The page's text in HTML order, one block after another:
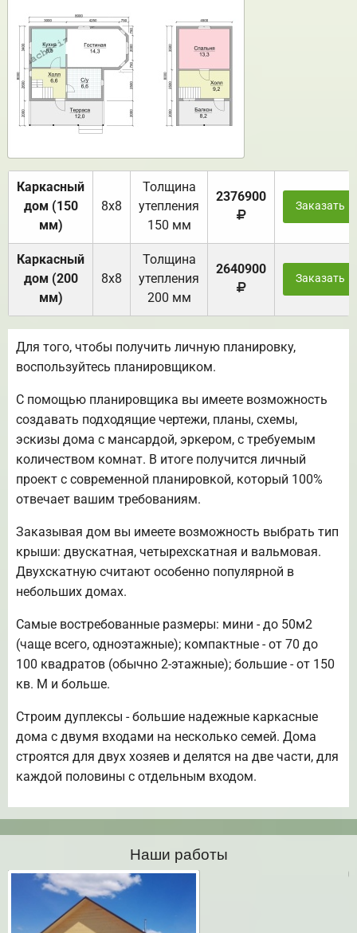
Каркасный
дом (150
мм)
8х8
Толщина
утепления
150 мм
2376900
Заказать
Каркасный
дом (200
мм)
8х8
Толщина
утепления
200 мм
2640900
Заказать
Для того, чтобы получить личную планировку,
воспользуйтесь планировщиком.
С помощью планировщика вы имеете возможность
создавать подходящие чертежи, планы, схемы,
эскизы дома с мансардой, эркером, с требуемым
количеством комнат. В итоге получится личный
проект с современной планировкой, который 100%
отвечает вашим требованиям.
Заказывая дом вы имеете возможность выбрать тип
крыши: двускатная, четырехскатная и вальмовая.
Двухскатную считают особенно популярной в
небольших домах.
Самые востребованные размеры: мини - до 50м2
(чаще всего, одноэтажные); компактные - от 70 до
100 квадратов (обычно 2-этажные); большие - от 150
кв. М и больше.
Строим дуплексы - большие надежные каркасные
дома с двумя входами на несколько семей. Дома
строятся для двух хозяев и делятся на две части, для
каждой половины с отдельным входом.
Наши работы